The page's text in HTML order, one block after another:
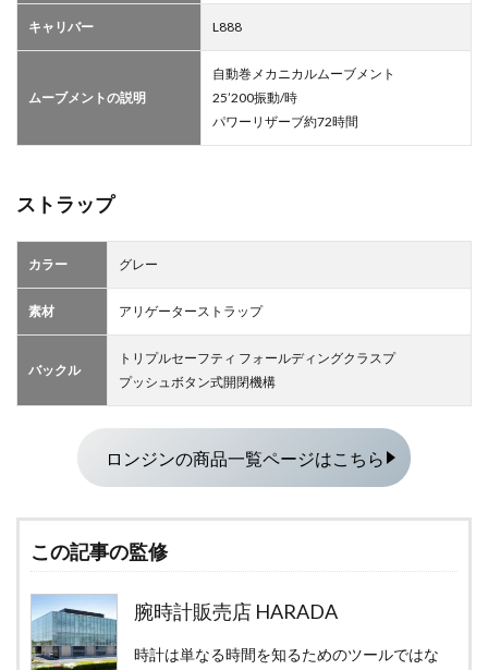
キャリバー L888
ムーブメントの説明
自動巻メカニカルムーブメント
25’200振動/時
パワーリザーブ約72時間
ストラップ
カラー グレー
素材 アリゲーターストラップ
バックル
トリプルセーフティ フォールディングクラスプ
プッシュボタン式開閉機構
ロンジンの商品一覧ページはこちら
この記事の監修
腕時計販売店 HARADA
時計は単なる時間を知るためのツールではな